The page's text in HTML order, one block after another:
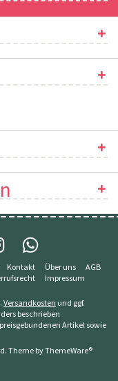
Kontakt Über uns
AGB
Impressum
Versandkosten und ggf.
beschrieben
Artikel sowie
Theme byThemeWare®